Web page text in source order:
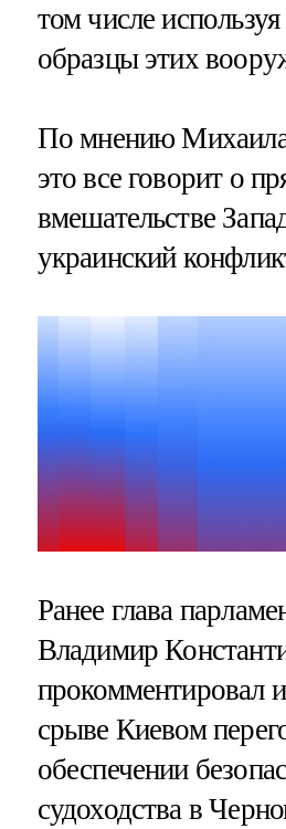
том числе
образцы этих
По мнению
это все говорит о
вмешательстве
украинский
Ранее глава
Владимир
прокомментировал
срыве Киевом
обеспечении
судоходства в